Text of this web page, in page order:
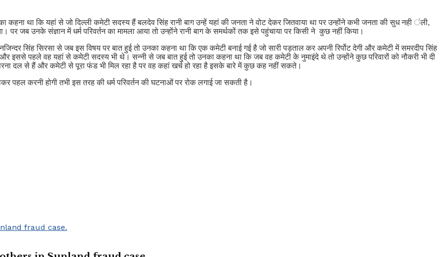
कहना था कि यहां से जो दिल्ली कमेटी सदस्य हैं बलदेव सिंह रानी बाग उन्हें यहां की जनता ने वोट देकर जितवाया था पर उन्होंने कभी जनता की सुध नही ंली,
पर जब उनके संज्ञान में धर्म परिवर्तन का मामला आया तो उन्होंने रानी बाग के समर्थकों तक इसे पहुंचाया पर किसी ने कुछ नहीं किया।
सिंह सिरसा से जब इस विषय पर बात हुई तो उनका कहना था कि एक कमेटी बनाई गई है जो सारी पड़ताल कर अपनी रिर्पोट देगी और कमेटी में समरदीप सिंह
इससे पहले वह यहां से कमेटी सदस्य भी थे। सन्नी से जब बात हुई तो उनका कहना था कि जब वह कमेटी के नुमाइंदे थे तो उन्होंने कुछ परिवारों को नौकरी भी दी
दल से हैं और कमेटी से पूरा फंड भी मिल रहा है पर वह कहां खर्च हो रहा है इसके बारे में कुछ कह नहीं सकते।
करनी होगी तभी इस तरह की धर्म परिवर्तन की घटनाओं पर रोक लगाई जा सकती है।